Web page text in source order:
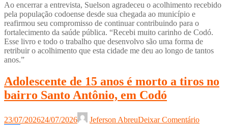
Ao encerrar a entrevista, Suelson agradeceu o acolhimento recebido
pela população codoense desde sua chegada ao município e
reafirmou seu compromisso de continuar contribuindo para o
fortalecimento da saúde pública. “Recebi muito carinho de Codó.
Esse livro e todo o trabalho que desenvolvo são uma forma de
retribuir o acolhimento que esta cidade me deu ao longo de tantos
anos.”
Adolescente de 15 anos é morto a tiros no
bairro Santo Antônio, em Codó
23/07/202624/07/2026 Jeferson AbreuDeixar Comentário